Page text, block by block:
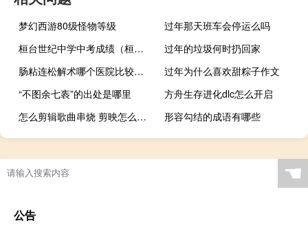
梦幻西游80级怪物等级
过年那天班车会停运么吗
桓台世纪中学中考成绩（桓台世纪中学）
过年的垃圾何时扔回家
肠粘连松解术哪个医院比较好（肠粘连最好的医院）
过年为什么喜欢甜粽子作文
“不图余七袠”的出处是哪里
方舟生存进化dlc怎么开启
怎么剪辑歌曲串烧 剪映怎么剪辑音乐
形容勾结的成语有哪些
☚
公告